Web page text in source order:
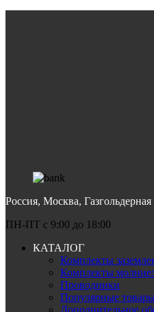
Россия, Москва,
ПН-ПТ c 9:00 до 18:00
КАТАЛОГ
Комплекты
Комплекты
Проводники
Популярные